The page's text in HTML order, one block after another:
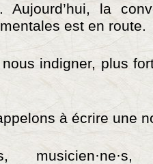
Aujourd’hui, la
est en route.
indigner, plus
à écrire une
musicien·ne·s,